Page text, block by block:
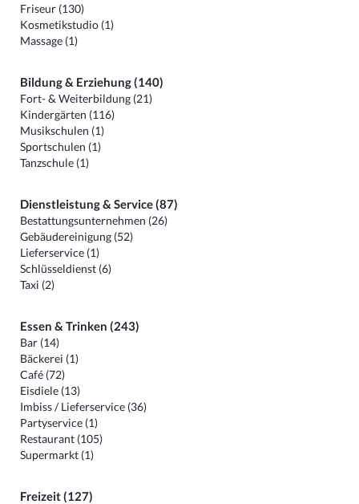
Friseur (130)
Kosmetikstudio (1)
Massage (1)
Bildung & Erziehung (140)
Fort- & Weiterbildung (21)
Kindergärten (116)
Musikschulen (1)
Sportschulen (1)
Tanzschule (1)
Dienstleistung & Service (87)
Bestattungsunternehmen (26)
Gebäudereinigung (52)
Lieferservice (1)
Schlüsseldienst (6)
Taxi (2)
Essen & Trinken (243)
Bar (14)
Bäckerei (1)
Café (72)
Eisdiele (13)
Imbiss / Lieferservice (36)
Partyservice (1)
Restaurant (105)
Supermarkt (1)
Freizeit (127)